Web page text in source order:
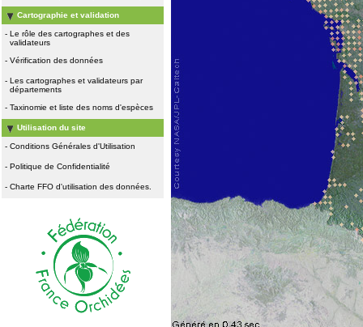
Cartographie et validation
- Le rôle des cartographes et des
validateurs
- Vérification des données
- Les cartographes et validateurs par
départements
- Taxinomie et liste des noms d'espèces
Utilisation du site
- Conditions Générales d'Utilisation
- Politique de Confidentialité
- Charte FFO d'utilisation des données.